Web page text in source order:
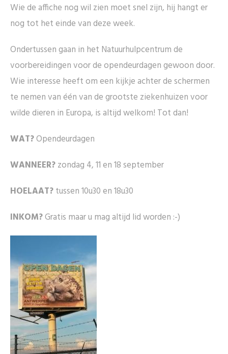
Wie de affiche nog wil zien moet snel zijn, hij hangt er
nog tot het einde van deze week.
Ondertussen gaan in het Natuurhulpcentrum de
voorbereidingen voor de opendeurdagen gewoon door.
Wie interesse heeft om een kijkje achter de schermen
te nemen van één van de grootste ziekenhuizen voor
wilde dieren in Europa, is altijd welkom! Tot dan!
WAT?Opendeurdagen
WANNEER?zondag 4, 11 en 18 september
HOELAAT?tussen 10u30 en 18u30
INKOM?Gratis maar u mag altijd lid worden :-)